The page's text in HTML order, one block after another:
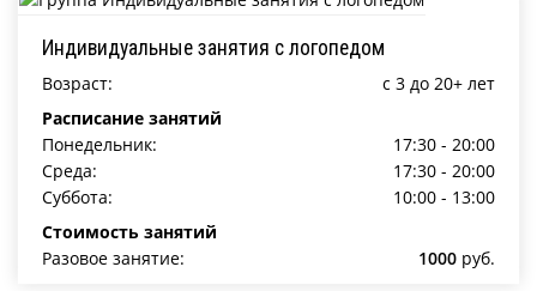
Индивидуальные занятия с логопедом
Возраст:
c 3 до 20+ лет
Расписание занятий
Понедельник:
17:30 - 20:00
Среда:
17:30 - 20:00
Суббота:
10:00 - 13:00
Стоимость занятий
Разовое занятие:
1000 руб.